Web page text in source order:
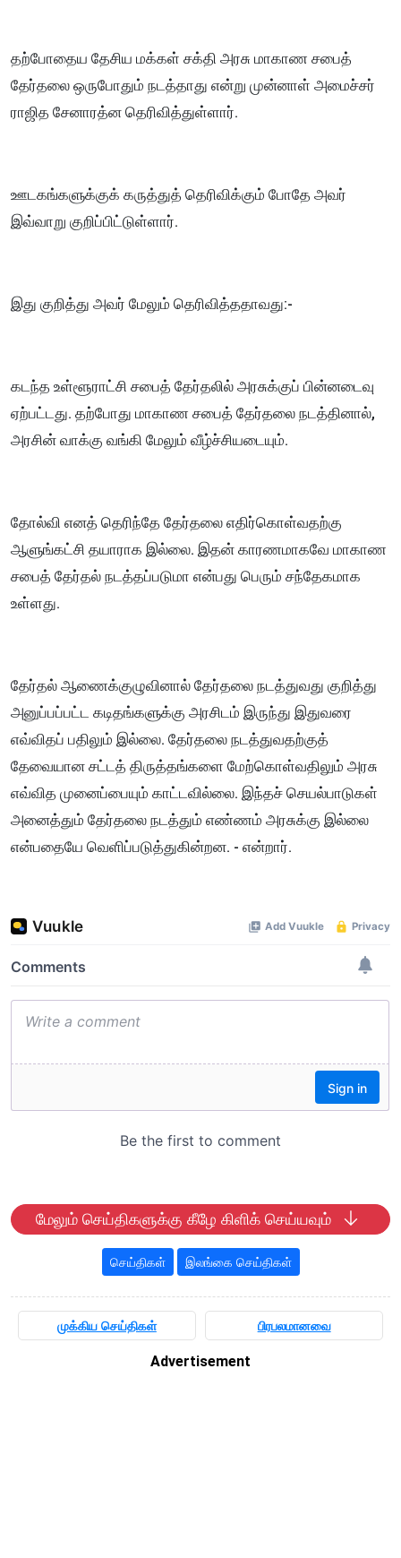
தற்போதைய தேசிய மக்கள் சக்தி அரசு மாகாண சபைத்
தேர்தலை ஒருபோதும் நடத்தாது என்று முன்னாள் அமைச்சர்
ராஜித சேனாரத்ன தெரிவித்துள்ளார்.
ஊடகங்களுக்குக் கருத்துத் தெரிவிக்கும் போதே அவர்
இவ்வாறு குறிப்பிட்டுள்ளார்.
இது குறித்து அவர் மேலும் தெரிவித்ததாவது:-
கடந்த உள்ளூராட்சி சபைத் தேர்தலில் அரசுக்குப் பின்னடைவு
ஏற்பட்டது. தற்போது மாகாண சபைத் தேர்தலை நடத்தினால்,
அரசின் வாக்கு வங்கி மேலும் வீழ்ச்சியடையும்.
தோல்வி எனத் தெரிந்தே தேர்தலை எதிர்கொள்வதற்கு
ஆளுங்கட்சி தயாராக இல்லை. இதன் காரணமாகவே மாகாண
சபைத் தேர்தல் நடத்தப்படுமா என்பது பெரும் சந்தேகமாக
உள்ளது.
தேர்தல் ஆணைக்குழுவினால் தேர்தலை நடத்துவது குறித்து
அனுப்பப்பட்ட கடிதங்களுக்கு அரசிடம் இருந்து இதுவரை
எவ்விதப் பதிலும் இல்லை. தேர்தலை நடத்துவதற்குத்
தேவையான சட்டத் திருத்தங்களை மேற்கொள்வதிலும் அரசு
எவ்வித முனைப்பையும் காட்டவில்லை. இந்தச் செயல்பாடுகள்
அனைத்தும் தேர்தலை நடத்தும் எண்ணம் அரசுக்கு இல்லை
என்பதையே வெளிப்படுத்துகின்றன. - என்றார்.
மேலும் செய்திகளுக்கு கீழே கிளிக் செய்யவும்
செய்திகள் இலங்கை செய்திகள்
முக்கிய செய்திகள் பிரபலமானவை
Advertisement